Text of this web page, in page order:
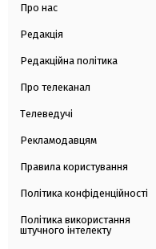
Про нас
Редакція
Редакційна політика
Про телеканал
Телеведучі
Рекламодавцям
Правила користування
Політика конфіденційності
Політика використання
штучного інтелекту